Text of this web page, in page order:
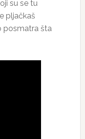
su se tu
pljačkaš
posmatra šta